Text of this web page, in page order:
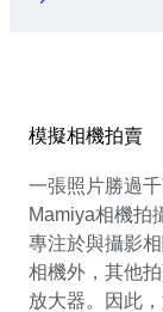
模擬相機拍賣
一張照片勝過
Mamiya相機拍
專注於與攝影
相機外，其他
放大器。因此